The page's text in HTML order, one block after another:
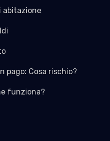
abitazione
pago: Cosa rischio?
funziona?